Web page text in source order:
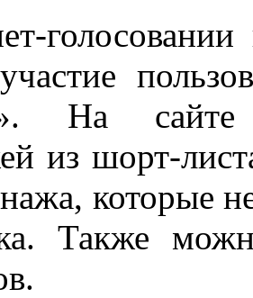
На сайте
из шорт-
которые
Также